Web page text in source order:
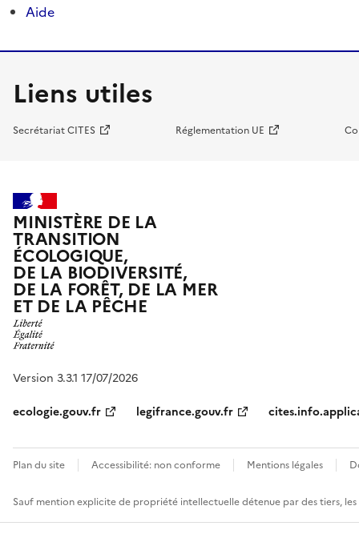
Aide
Liens utiles
Secrétariat CITES Réglementation UE
MINISTÈRE DE LA
TRANSITION
ÉCOLOGIQUE,
DE LA BIODIVERSITÉ,
DE LA FORÊT, DE LA MER
ET DE LA PÊCHE
Version 3.3.1 17/07/2026
ecologie.gouv.fr
legifrance.gouv.fr
Plan du site Accessibilité: non conforme Mentions légales
Sauf mention explicite de propriété intellectuelle détenue par des tiers,